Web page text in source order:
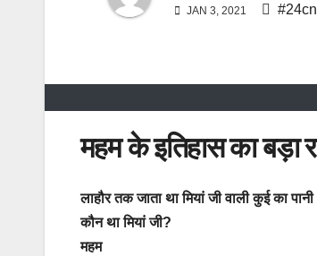
JAN 3, 2021
महम के इतिहास का
लाहौर तक जाता था मियां जी वाली कुई का पानी
कौन था मियां जी?
महम